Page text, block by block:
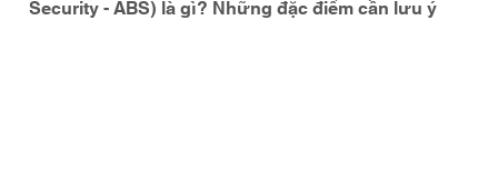
Security - ABS) là gì? Những đặc điểm cần lưu ý